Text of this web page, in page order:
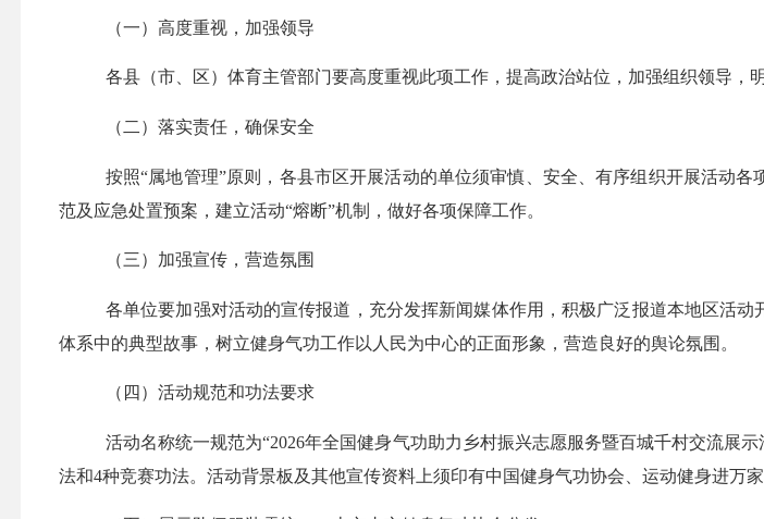
（一）高度重视，加强领导
各县（市、 区） 体育主管部门要高度重视此项工作，提高政治站位，加强组织领导，
（二）落实责任，确保安全
按照“属地管理”原则，各县市区开展活动的单位须审慎、安全、有序组织开展活动
范及应急处置预案，建立活动“熔断”机制，做好各项保障工作。
（三）加强宣传，营造氛围
各单位要加强对活动的宣传报道，充分发挥新闻媒体作用，积极广泛报道本地区活
体系中的典型故事，树立健身气功工作以人民为中心的正面形象，营造良好的舆论氛围。
（四）活动规范和功法要求
活动名称统一规范为“2026年全国健身气功助力乡村振兴志愿服务暨百城千村交流展示
法和4种竞赛功法。活动背景板及其他宣传资料上须印有中国健身气功协会、运动健身进万家